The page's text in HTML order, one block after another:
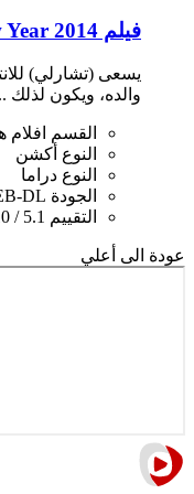
فيلم Happy New Year 2014 مترجم HD
يسعى (تشارلي)
والده، ويكون لذلك
القسم
افلام
النوع أكشن
النوع دراما
الجودة DL
التقييم 5.1 / 10
عودة الى أعلي